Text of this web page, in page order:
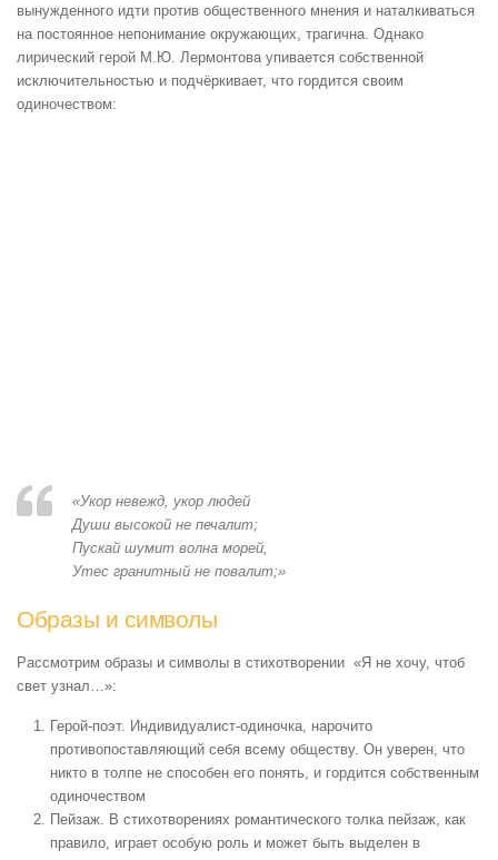
вынужденного идти против общественного мнения и наталкиваться
на постоянное непонимание окружающих, трагична. Однако
лирический герой М.Ю. Лермонтова упивается собственной
исключительностью и подчёркивает, что гордится своим
одиночеством:
«Укор невежд, укор людей
Души высокой не печалит;
Пускай шумит волна морей,
Утес гранитный не повалит;»
Образы и символы
Рассмотрим образы и символы в стихотворении «Я не хочу, чтоб
свет узнал…»:
Герой-поэт. Индивидуалист-одиночка, нарочито
противопоставляющий себя всему обществу. Он уверен, что
никто в толпе не способен его понять, и гордится собственным
одиночеством
Пейзаж. В стихотворениях романтического толка пейзаж, как
правило, играет особую роль и может быть выделен в